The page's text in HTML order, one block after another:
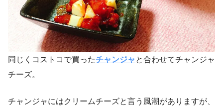
同じくコストコで買ったチャンジャ と合わせてチャンジャ
チーズ。
チャンジャにはクリームチーズと言う風潮がありますが、